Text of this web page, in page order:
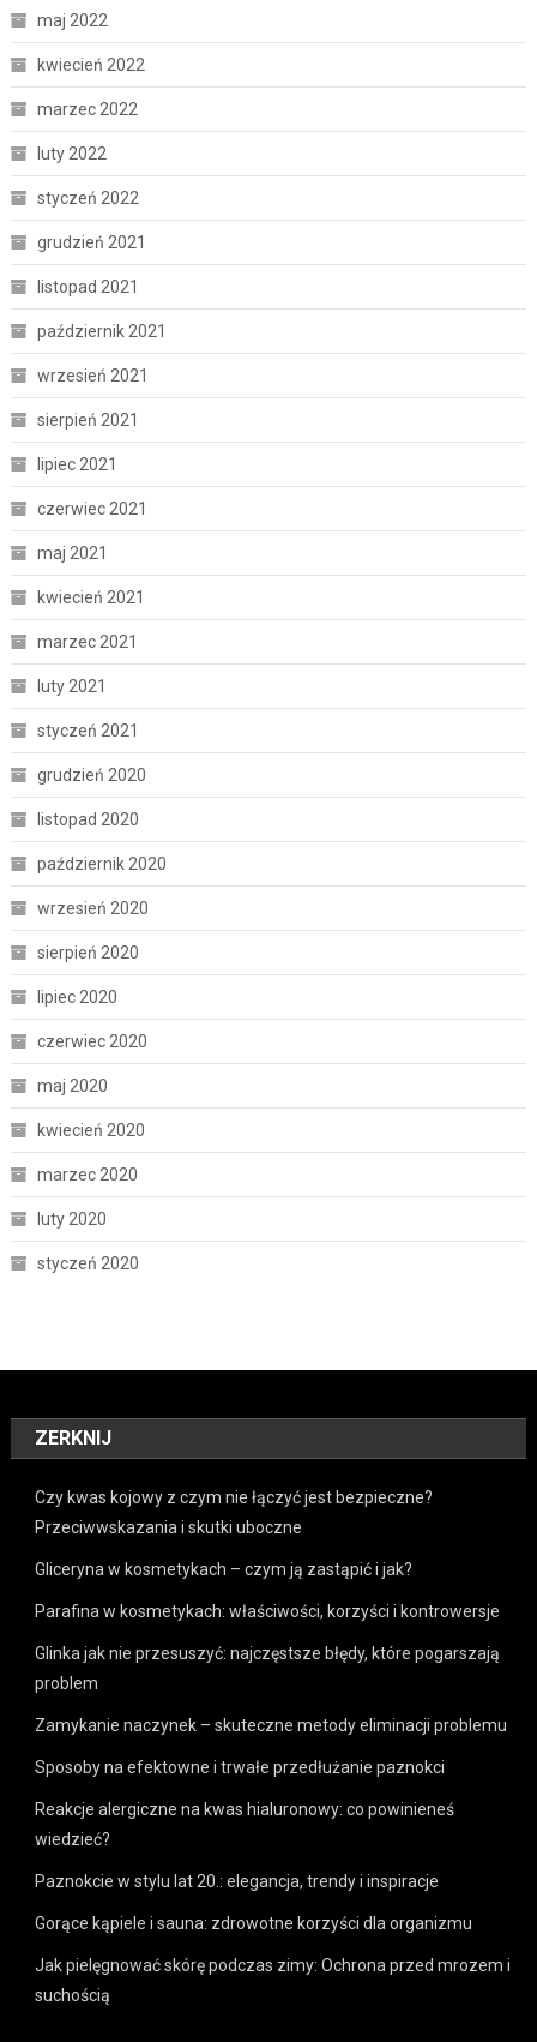
maj 2022
kwiecień 2022
marzec 2022
luty 2022
styczeń 2022
grudzień 2021
listopad 2021
październik 2021
wrzesień 2021
sierpień 2021
lipiec 2021
czerwiec 2021
maj 2021
kwiecień 2021
marzec 2021
luty 2021
styczeń 2021
grudzień 2020
listopad 2020
październik 2020
wrzesień 2020
sierpień 2020
lipiec 2020
czerwiec 2020
maj 2020
kwiecień 2020
marzec 2020
luty 2020
styczeń 2020
ZERKNIJ
Czy kwas kojowy z czym nie łączyć jest bezpieczne?
Przeciwwskazania i skutki uboczne
Gliceryna w kosmetykach – czym ją zastąpić i jak?
Parafina w kosmetykach: właściwości, korzyści i kontrowersje
Glinka jak nie przesuszyć: najczęstsze błędy, które pogarszają
problem
Zamykanie naczynek – skuteczne metody eliminacji problemu
Sposoby na efektowne i trwałe przedłużanie paznokci
Reakcje alergiczne na kwas hialuronowy: co powinieneś
wiedzieć?
Paznokcie w stylu lat 20.: elegancja, trendy i inspiracje
Gorące kąpiele i sauna: zdrowotne korzyści dla organizmu
Jak pielęgnować skórę podczas zimy: Ochrona przed mrozem i
suchością